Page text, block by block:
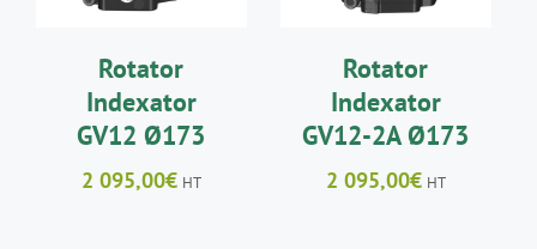
Rotator
Indexator
GV12 Ø173
2 095,00€ HT
Rotator
Indexator
GV12-2A Ø173
2 095,00€ HT